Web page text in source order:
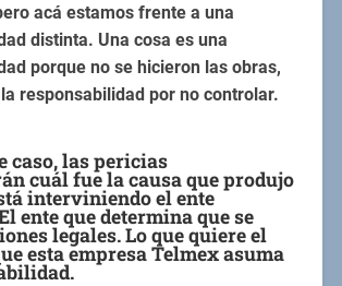
acá estamos frente a una
distinta. Una cosa es una
porque no se hicieron las obras,
responsabilidad por no controlar.
caso, las pericias
cuál fue la causa que produjo
interviniendo el ente
ente que determina que se
legales. Lo que quiere el
esta empresa Telmex asuma